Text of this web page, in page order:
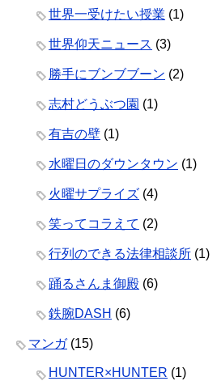
世界一受けたい授業 (1)
世界仰天ニュース (3)
勝手にブンブブーン (2)
志村どうぶつ園 (1)
有吉の壁 (1)
水曜日のダウンタウン (1)
火曜サプライズ (4)
笑ってコラえて (2)
行列のできる法律相談所 (1)
踊るさんま御殿 (6)
鉄腕DASH (6)
マンガ(15)
HUNTER×HUNTER (1)